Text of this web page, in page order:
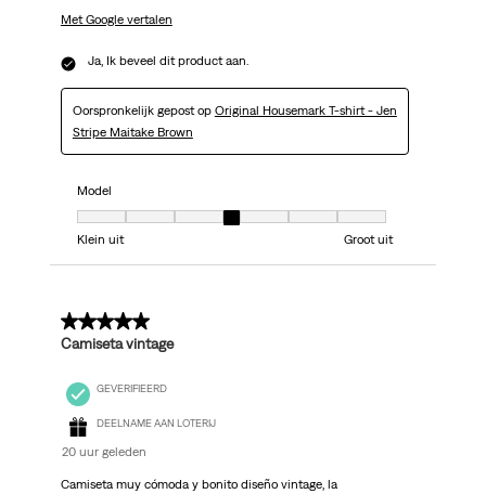
Met Google vertalen
Ja, Ik beveel dit product aan.
Oorspronkelijk gepost op Original Housemark T-shirt - Jen
Stripe Maitake Brown
Model
Model, 4 van 7, waarbij 1 gelijk is aan Klein uit en 7 gelijk is aan Groot uit
Klein uit
Groot uit
5 van 5 sterren.
Camiseta vintage
GEVERIFIEERD
DEELNAME AAN LOTERIJ
20 uur geleden
Camiseta muy cómoda y bonito diseño vintage, la